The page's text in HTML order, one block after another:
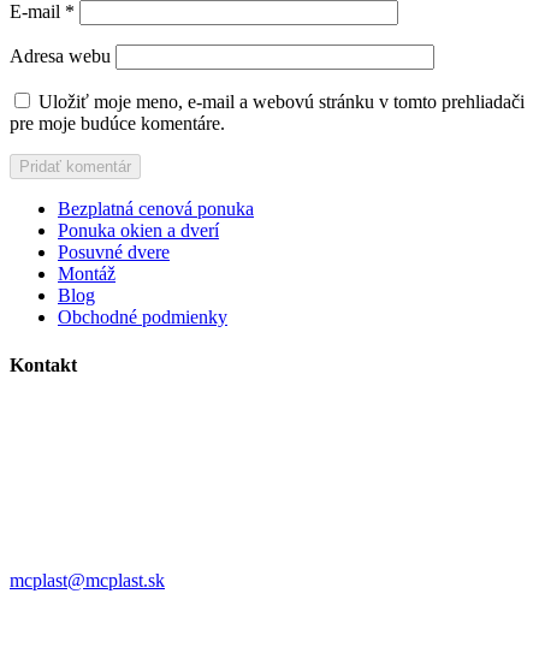
E-mail *
Adresa webu
Uložiť moje meno, e-mail a webovú stránku v tomto prehliadači
pre moje budúce komentáre.
Bezplatná cenová ponuka
Ponuka okien a dverí
Posuvné dvere
Montáž
Blog
Obchodné podmienky
Kontakt
mcplast@mcplast.sk